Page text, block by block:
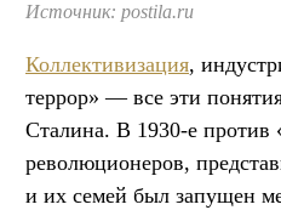
Источник: postila.ru
Коллективизация,
террор» — все эти
Сталина. В 1930-е против
революционеров,
и их семей был запущен